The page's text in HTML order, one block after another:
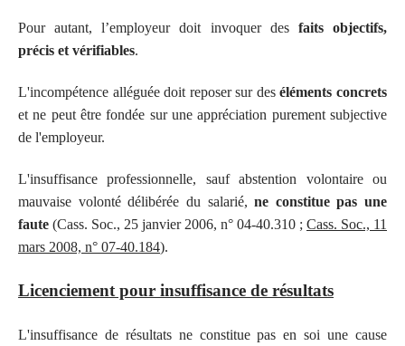
Pour autant, l’employeur doit invoquer des faits objectifs,
précis et vérifiables.
L'incompétence alléguée doit reposer sur deséléments concrets
et ne peut être fondée sur une appréciation purement subjective
de l'employeur.
L'insuffisance professionnelle, sauf abstention volontaire ou
mauvaise volonté délibérée du salarié,ne constitue pas une
faute (Cass. Soc., 25 janvier 2006, n° 04-40.310 ; Cass. Soc., 11
mars 2008, n° 07-40.184).
Licenciement pour insuffisance de résultats
L'insuffisance de résultats ne constitue pas en soi une cause